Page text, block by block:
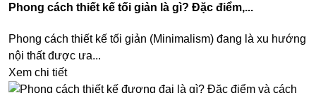
Phong cách thiết kế tối giản là gì? Đặc điểm,...
Phong cách thiết kế tối giản (Minimalism) đang là xu hướng
nội thất được ưa...
Xem chi tiết